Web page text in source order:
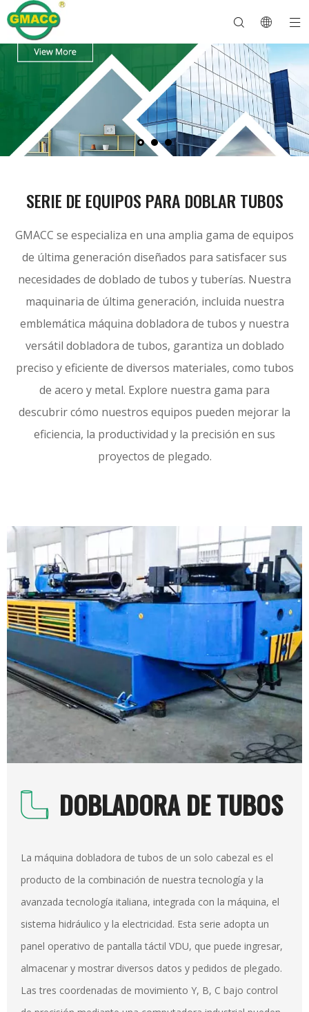
SERIE DE EQUIPOS PARA DOBLAR TUBOS
GMACC se especializa en una amplia gama de equipos
de última generación diseñados para satisfacer sus
necesidades de doblado de tubos y tuberías. Nuestra
maquinaria de última generación, incluida nuestra
emblemática máquina dobladora de tubos y nuestra
versátil dobladora de tubos, garantiza un doblado
preciso y eficiente de diversos materiales, como tubos
de acero y metal. Explore nuestra gama para
descubrir cómo nuestros equipos pueden mejorar la
eficiencia, la productividad y la precisión en sus
proyectos de plegado.
DOBLADORA DE TUBOS
La máquina dobladora de tubos de un solo cabezal es el
producto de la combinación de nuestra tecnología y la
avanzada tecnología italiana, integrada con la máquina, el
sistema hidráulico y la electricidad. Esta serie adopta un
panel operativo de pantalla táctil VDU, que puede ingresar,
almacenar y mostrar diversos datos y pedidos de plegado.
Las tres coordenadas de movimiento Y, B, C bajo control